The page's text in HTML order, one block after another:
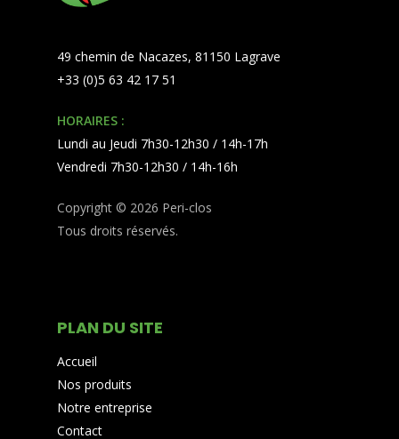
49 chemin de Nacazes, 81150 Lagrave
+33 (0)5 63 42 17 51
HORAIRES :
Lundi au Jeudi 7h30-12h30 / 14h-17h
Vendredi 7h30-12h30 / 14h-16h
Copyright © 2026 Peri-clos
Tous droits réservés.
PLAN DU SITE
Accueil
Nos produits
Notre entreprise
Contact